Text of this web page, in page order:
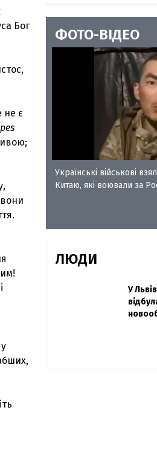
Бог
не є
ФОТО-ВІДЕО
Українські військові
Китаю, які воювали за
ЛЮДИ
Павло
«Час
У